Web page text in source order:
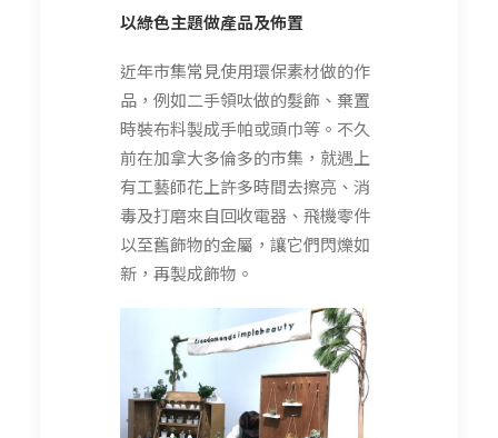
以綠色主題做產品及佈置
近年市集常見使用環保素材做的作
品，例如二手領呔做的髮飾、棄置
時裝布料製成手帕或頭巾等。不久
前在加拿大多倫多的市集，就遇上
有工藝師花上許多時間去擦亮、消
毒及打磨來自回收電器、飛機零件
以至舊飾物的金屬，讓它們閃爍如
新，再製成飾物。